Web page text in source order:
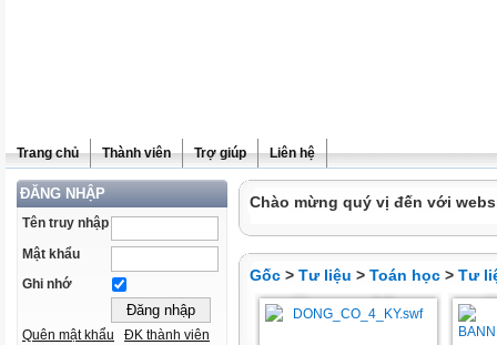
Trang chủ Thành viên Trợ giúp Liên hệ
ĐĂNG NHẬP
Tên truy nhập
Mật khẩu
Ghi nhớ
Quên mật khẩu ĐK thành viên
Chào mừng quý vị đến với
Gốc > Tư liệu > Toán học > Tư